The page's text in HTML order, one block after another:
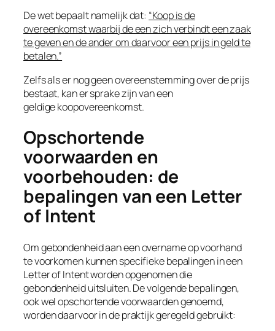
De wet bepaalt namelijk dat: “Koop is de
overeenkomst waarbij de een zich verbindt een zaak
te geven en de ander om daarvoor een prijs in geld te
betalen.”
Zelfs als er nog geen overeenstemming over de prijs
bestaat, kan er sprake zijn van een
geldige koopovereenkomst.
Opschortende
voorwaarden en
voorbehouden: de
bepalingen van een Letter
of Intent
Om gebondenheid aan een overname op voorhand
te voorkomen kunnen specifieke bepalingen in een
Letter of Intent worden opgenomen die
gebondenheid uitsluiten. De volgende bepalingen,
ook wel opschortende voorwaarden genoemd,
worden daarvoor in de praktijk geregeld gebruikt: